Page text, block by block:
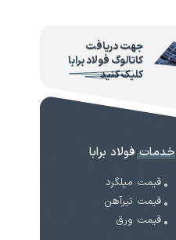
جهت دریافت
کاتالوگ فولاد برابا
کلیک کنید
خدمات فولاد برابا
قیمت میلگرد
قیمت تیرآهن
قیمت ورق